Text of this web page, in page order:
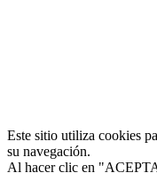
Este sitio utiliza cookies
su navegación.
Al hacer clic en